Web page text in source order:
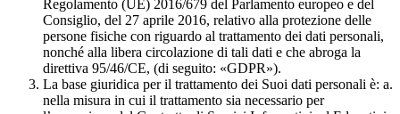
Regolamento (UE) 2016/679 del Parlamento europeo e del
Consiglio, del 27 aprile 2016, relativo alla protezione delle
persone fisiche con riguardo al trattamento dei dati personali,
nonché alla libera circolazione di tali dati e che abroga la
direttiva 95/46/CE, (di seguito: «GDPR»).
La base giuridica per il trattamento dei Suoi dati personali è: a.
nella misura in cui il trattamento sia necessario per